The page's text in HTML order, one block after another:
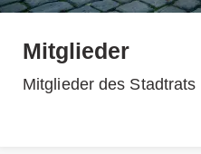
Mitglieder
Mitglieder des Stadtrats